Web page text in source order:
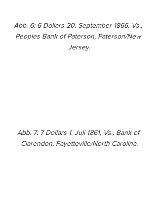
Abb. 6: 6 Dollars 20. September 1866, Vs.,
Peoples Bank of Paterson, Paterson/New
Jersey.
Abb. 7: 7 Dollars 1. Juli 1861, Vs., Bank of
Clarendon, Fayetteville/North Carolina.